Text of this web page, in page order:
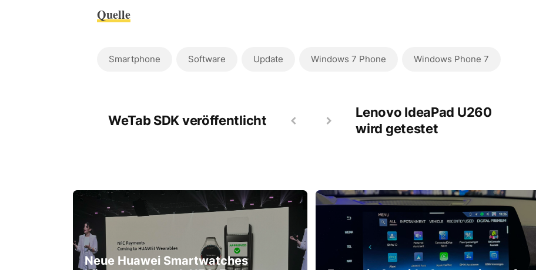
Quelle
Smartphone Software Update Windows 7 Phone Windows Phone 7
WeTab SDK veröffentlicht
Lenovo IdeaPad U260
wird getestet
Neue Huawei Smartwatches